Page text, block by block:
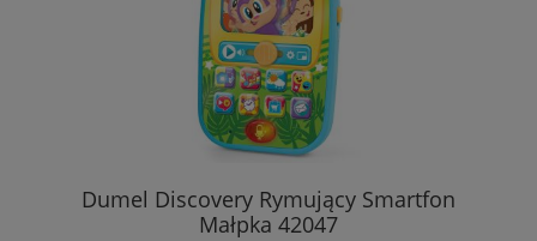
Dumel Discovery Rymujący Smartfon
Małpka 42047